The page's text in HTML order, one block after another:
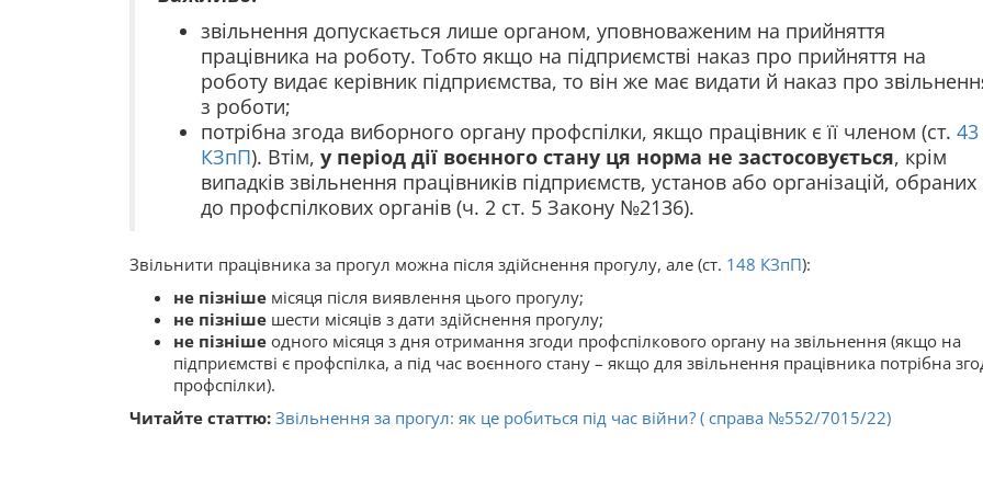
звільнення допускається лише органом, уповноваженим на прийняття
працівника на роботу. Тобто якщо на підприємстві наказ про прийняття на
роботу видає керівник підприємства, то він же має видати й наказ про
з роботи;
потрібна згода виборного органу профспілки, якщо працівник є її членом (ст. 43
КЗпП). Втім, у період дії воєнного стану ця норма не застосовується, крім
випадків звільнення працівників підприємств, установ або організацій, обраних
до профспілкових органів (ч. 2 ст. 5 Закону №2136).
Звільнити працівника за прогул можна після здійснення прогулу, але (ст. 148 КЗпП):
не пізніше місяця після виявлення цього прогулу;
не пізніше шести місяців з дати здійснення прогулу;
не пізніше одного місяця з дня отримання згоди профспілкового органу на звільнення (якщо на
підприємстві є профспілка, а під час воєнного стану – якщо для звільнення працівника потрібна
профспілки).
Читайте статтю: Звільнення за прогул: як це робиться під час війни? ( справа №552/7015/22)